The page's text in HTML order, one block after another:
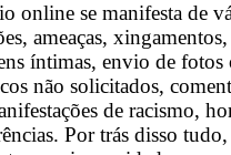
online se manifesta de
ameaças,
íntimas, envio de fotos
não solicitados,
de racismo,
Por trás disso tudo,